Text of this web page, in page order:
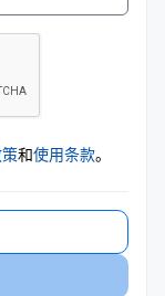
和使用条款。